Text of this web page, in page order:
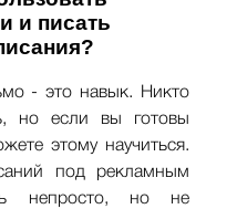
и писать
- это навык. Никто
но если вы готовы
этому научиться.
под рекламным
непросто, но не